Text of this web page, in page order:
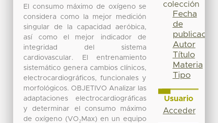
El consumo máximo de oxígeno se
considera como la mejor medición
singular de la capacidad aeróbica,
así como el mejor indicador de
integridad del sistema
cardiovascular. El entrenamiento
sistemático genera cambios clínicos,
electrocardiográficos, funcionales y
morfológicos. OBJETIVO Analizar las
adaptaciones electrocardiográficas
y determinar el consumo máximo
de oxígeno (VO₂Max) en un equipo
colección
Fecha
de
publicación
Autor
Título
Materia
Tipo
Usuario
Acceder